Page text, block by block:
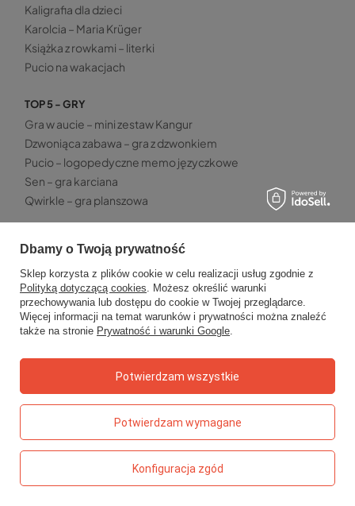
Kaligrafia dla dzieci
Karolcia – Maria Krüger
Książka z rowkami – literki
Pucio na wakacjach
TOP 5 - GRY
Gra w aucie – mini zestaw Kangur
Dzwoniąca zabawa – gra z dzwonkiem
Pucio – logopedyczne memo języczkowe
Sen – gra karciana
Qwirkle – gra planszowa
Chrupki malinowe Otolandia
Truskawki liofilizowane Kresto
Paski owocowe Bob Snail
Kaszka jaglana Helpa
Owolovo malinowo – mus jabłkowo-malinowy
TOP 5 - WYPRAWKA SZKOLNA
Kredki ołówkowe grube Bambino
Klej w sztyfcie Magic
Kreda chodnikowa neonowa Kidea
Ołówki do nauki pisania Bambino
Długopis szpiegowski Kidea
Dbamy o Twoją prywatność
Sklep korzysta z plików cookie w celu realizacji usług zgodnie z
Polityką dotyczącą cookies. Możesz określić warunki
przechowywania lub dostępu do cookie w Twojej przeglądarce.
Więcej informacji na temat warunków i prywatności można znaleźć
także na stronie Prywatność i warunki Google.
Potwierdzam wymagane
Konfiguracja zgód
Potwierdzam wszystkie